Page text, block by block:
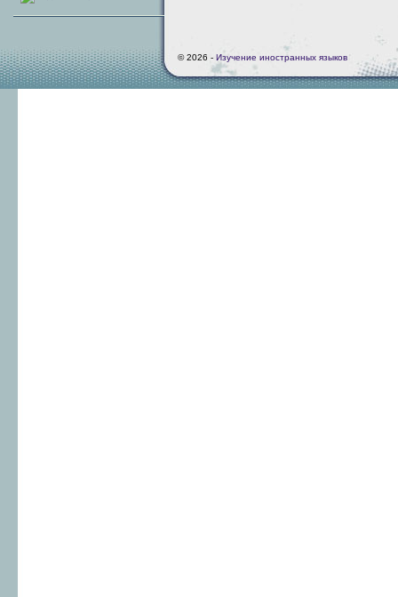
© 2026 - Изучение иностранных языков